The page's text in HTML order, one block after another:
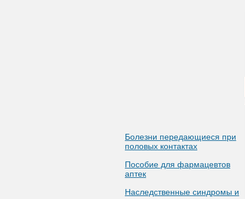
Болезни передающиеся при
половых контактах
Пособие для фармацевтов
аптек
Наследственные синдромы и